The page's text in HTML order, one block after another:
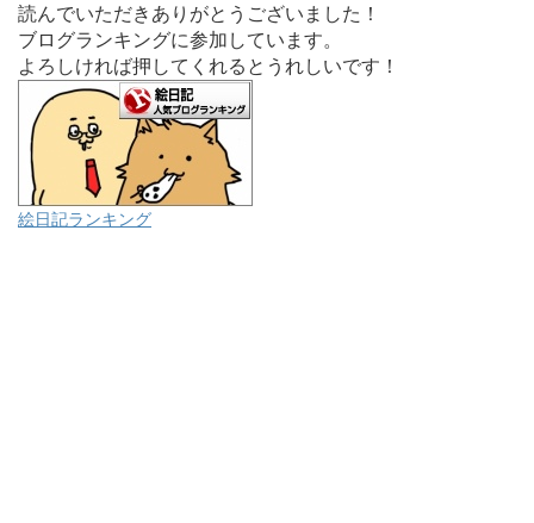
読んでいただきありがとうございました！
ブログランキングに参加しています。
よろしければ押してくれるとうれしいです！
絵日記ランキング